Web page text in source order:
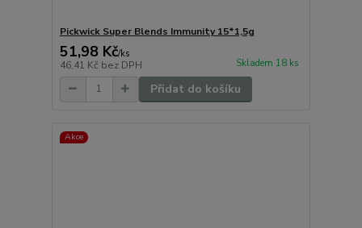
Pickwick Super Blends Immunity 15*1,5g
51,98 Kč/ks
46,41 Kč bez DPH Skladem 18 ks
Přidat do košíku
Akce